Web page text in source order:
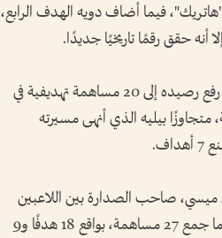
فيما أضاف دويه الهدف الرابع،
حقق رقمًا تاريخيًا جديدًا.
وذكر الموقع الرسمي للاتحاد الدولي لكرة القدم (فيفا) أن مبابي رفع رصيده إلى 20 مساهمة تهديفية في
بواقع 16 هدفًا و4 تمريرات حاسمة، متجاوزًا بيليه الذي أنهى مسيرته
ميسي، صاحب الصدارة بين اللاعبين
الحاليين في عدد المساهمات التهديفية بتاريخ كأس العالم، بعدما جمع 27 مساهمة، بواقع 18 هدفًا و9